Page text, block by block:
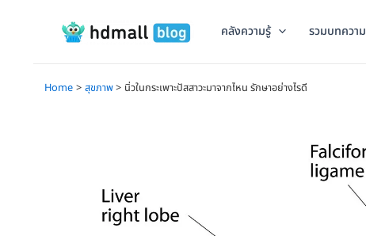
คลังความรู้ รวมบทความ
Home สุขภาพ นิ่วในกระเพาะปัสสาวะมาจากไหน รักษาอย่างไรดี